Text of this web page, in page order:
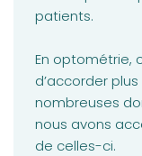
patients.
En optométrie,
d’accorder
nombreuses
nous avons
de celles-ci.